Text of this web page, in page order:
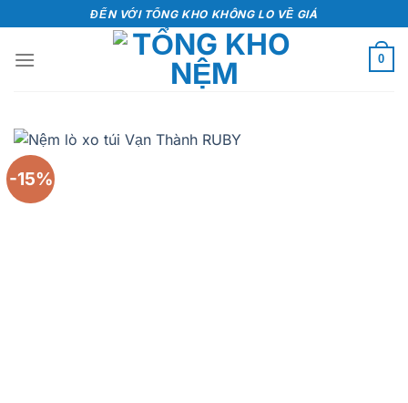
qua
nội
ĐẾN VỚI TỔNG KHO KHÔNG LO VỀ GIÁ
0
-15%